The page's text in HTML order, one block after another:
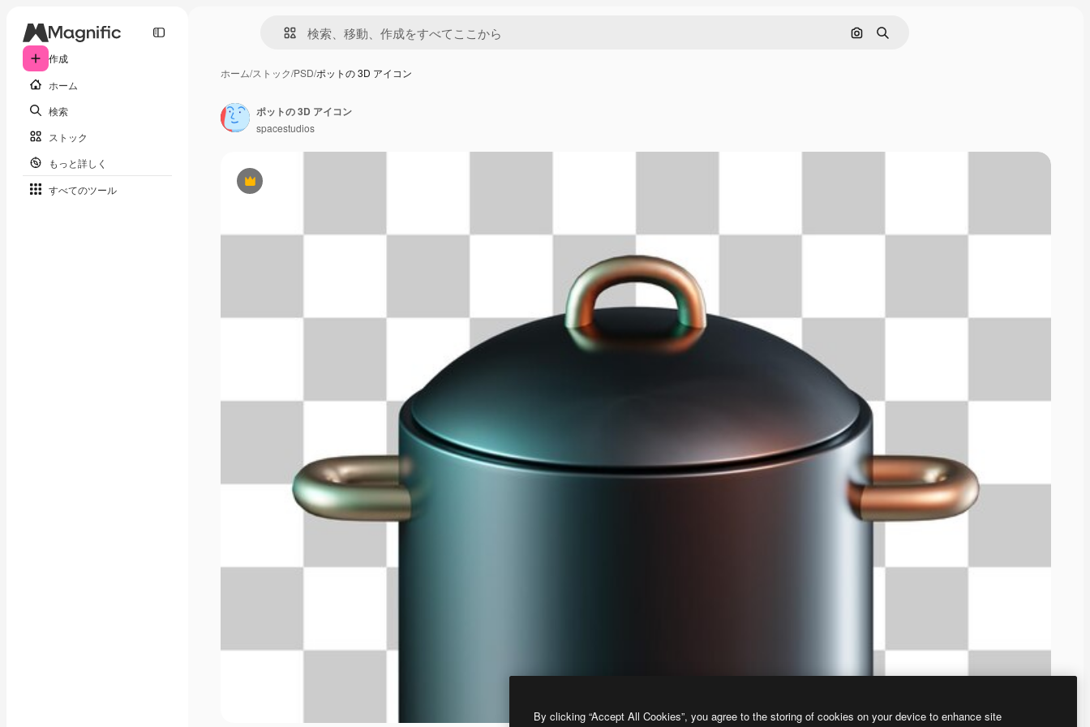
作成
ホーム
検索
ストック
もっと詳しく
すべてのツール
画像で検索
検索
ホーム/ストック/PSD/ポットの 3D アイコン
Premium
ポットの 3D アイコン
spacestudios
By clicking “Accept All Cookies”, you agree to the storing of cookies on your device to enhance site